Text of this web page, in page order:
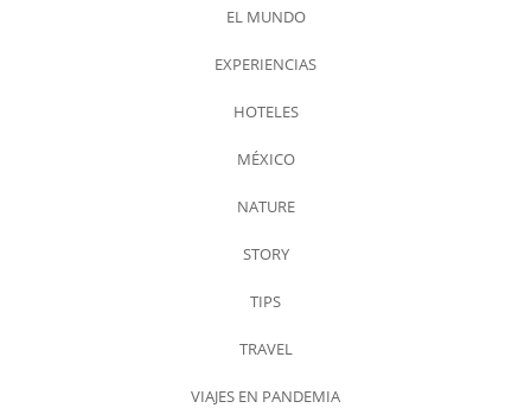
EL MUNDO
EXPERIENCIAS
HOTELES
MÉXICO
NATURE
STORY
TIPS
TRAVEL
VIAJES EN PANDEMIA